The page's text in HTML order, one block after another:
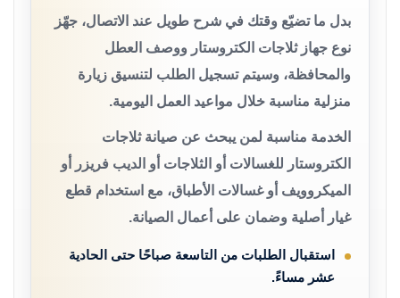
بدل ما تضيّع وقتك في شرح طويل عند الاتصال، جهّز
نوع جهاز ثلاجات الكتروستار ووصف العطل
والمحافظة، وسيتم تسجيل الطلب لتنسيق زيارة
منزلية مناسبة خلال مواعيد العمل اليومية.
الخدمة مناسبة لمن يبحث عن صيانة ثلاجات
الكتروستار للغسالات أو الثلاجات أو الديب فريزر أو
الميكروويف أو غسالات الأطباق، مع استخدام قطع
غيار أصلية وضمان على أعمال الصيانة.
استقبال الطلبات من التاسعة صباحًا حتى الحادية
عشر مساءً.